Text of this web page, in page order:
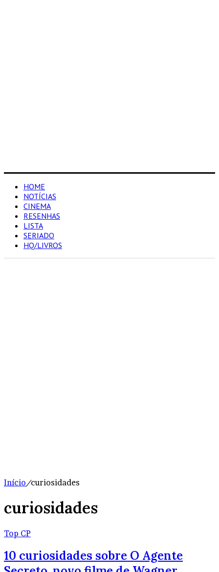
HOME
NOTÍCIAS
CINEMA
RESENHAS
LISTA
SERIADO
HQ/LIVROS
Início/curiosidades
curiosidades
Top CP
10 curiosidades sobre O Agente